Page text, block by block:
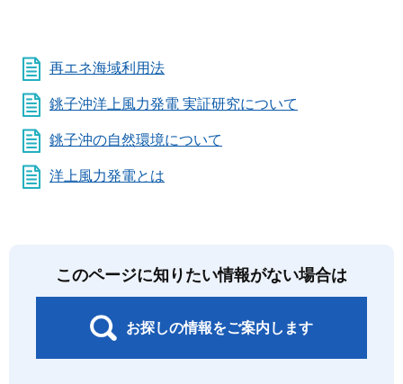
再エネ海域利用法
銚子沖洋上風力発電 実証研究について
銚子沖の自然環境について
洋上風力発電とは
このページに知りたい情報がない場合は
お探しの情報をご案内します